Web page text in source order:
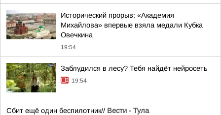
Исторический прорыв: «Академия
Михайлова» впервые взяла медали Кубка
Овечкина
19:54
Заблудился в лесу? Тебя найдёт нейросеть
19:54
Сбит ещё один беспилотник// Вести - Тула